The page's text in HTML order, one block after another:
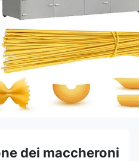
dei maccheroni